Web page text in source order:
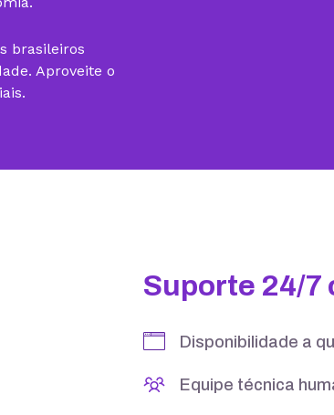
brasileiros
Aproveite o
Suporte 24/7
Disponibilidade a
Equipe técnica